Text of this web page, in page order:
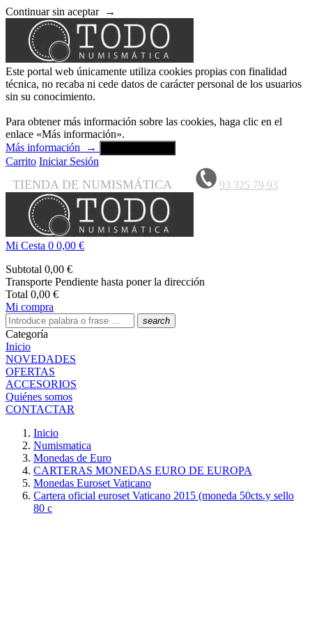
Continuar sin aceptar →
Este portal web únicamente utiliza cookies propias con finalidad
técnica, no recaba ni cede datos de carácter personal de los usuarios
sin su conocimiento.
Para obtener más información sobre las cookies, haga clic en el
enlace «Más información».
Más información
→
Carrito Iniciar Sesión
TIENDA DE NUMISMÁTICA 93 325 79 93
Mi Cesta 0 0,00 €
Subtotal 0,00 €
Transporte Pendiente hasta poner la dirección
Total 0,00 €
Mi compra
search
Categoría
Inicio
NOVEDADES
OFERTAS
ACCESORIOS
Quiénes somos
CONTACTAR
Inicio
Numismatica
Monedas de Euro
CARTERAS MONEDAS EURO DE EUROPA
Monedas Euroset Vaticano
Cartera oficial euroset Vaticano 2015 (moneda 50cts.y sello
80 c